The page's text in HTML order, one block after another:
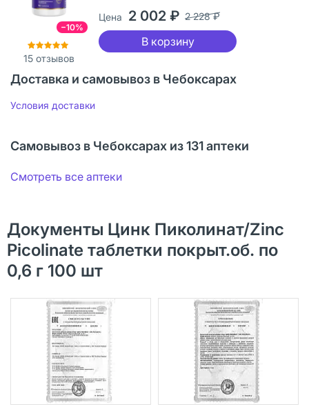
−10%
15 отзывов
Цена 2 002 ₽ 2 228 ₽
В корзину
Доставка и самовывоз в Чебоксарах
Условия доставки
Самовывоз в Чебоксарах из 131 аптеки
Смотреть все аптеки
Документы Цинк Пиколинат/Zinc
Picolinate таблетки покрыт.об. по
0,6 г 100 шт